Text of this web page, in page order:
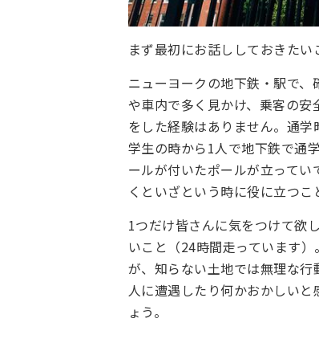
まず最初にお話ししておきたい
ニューヨークの地下鉄・駅で
や車内で多く見かけ、乗客の
をした経験はありません。通
学生の時から1人で地下鉄で通
ールが付いたポールが立って
くといざという時に役に立つこ
1つだけ皆さんに気をつけて欲
いこと（24時間走っています
が、知らない土地では無理な
人に遭遇したり何かおかしい
ょう。